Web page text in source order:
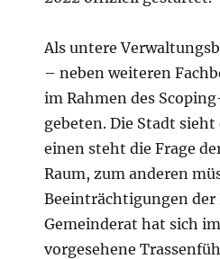
Als untere
– neben weiteren
im Rahmen des
gebeten. Die Stadt
einen steht die Frage
Raum, zum anderen
Beeinträchtigungen
Gemeinderat hat sich
vorgesehene